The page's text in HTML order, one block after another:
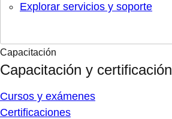
Explorar servicios y soporte
Capacitación
Capacitación y certificación
Cursos y exámenes
Certificaciones